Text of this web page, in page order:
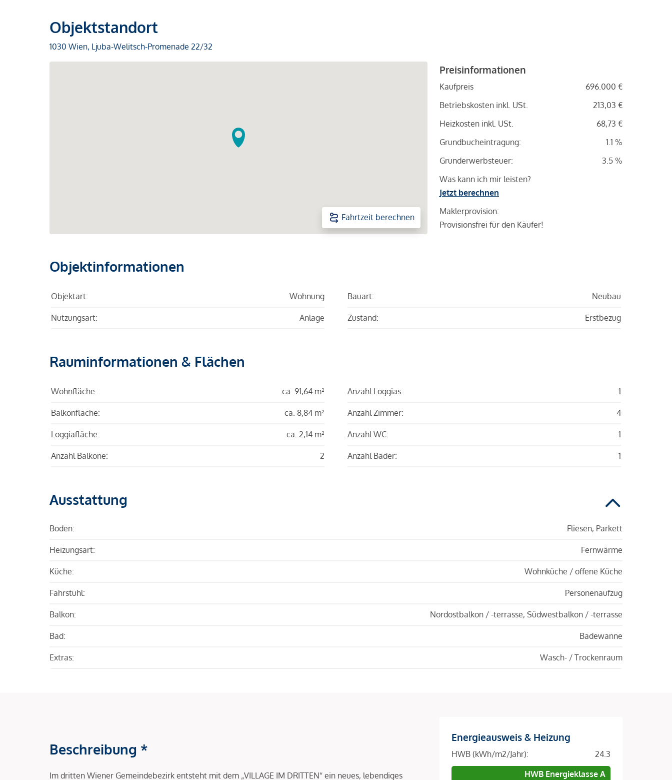
Objektstandort
1030 Wien, Ljuba-Welitsch-Promenade 22/32
Fahrtzeit berechnen
Preisinformationen
Kaufpreis
696.000 €
Betriebskosten inkl. USt.
213,03 €
Heizkosten inkl. USt.
68,73 €
Grundbucheintragung:
1.1 %
Grunderwerbsteuer:
3.5 %
Was kann ich mir leisten?
Jetzt berechnen
Maklerprovision:
Provisionsfrei für den Käufer!
Objektinformationen
Objektart: Wohnung
Nutzungsart: Anlage
Bauart: Neubau
Zustand: Erstbezug
Rauminformationen & Flächen
Wohnfläche: ca. 91,64 m²
Balkonfläche: ca. 8,84 m²
Loggiafläche: ca. 2,14 m²
Anzahl Balkone: 2
Anzahl Loggias: 1
Anzahl Zimmer: 4
Anzahl WC: 1
Anzahl Bäder: 1
Ausstattung
Boden: Fliesen, Parkett
Heizungsart: Fernwärme
Küche: Wohnküche / offene Küche
Fahrstuhl: Personenaufzug
Balkon: Nordostbalkon / -terrasse, Südwestbalkon / -terrasse
Bad: Badewanne
Extras: Wasch- / Trockenraum
Beschreibung *
Im dritten Wiener Gemeindebezirk entsteht mit dem „VILLAGE IM DRITTEN“ ein neues, lebendiges
Energieausweis & Heizung
HWB (kWh/m2/Jahr):
24.3
HWB Energieklasse A